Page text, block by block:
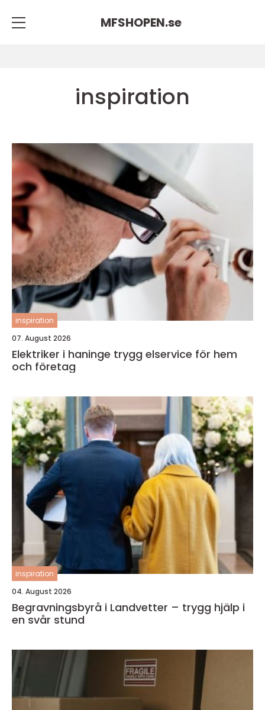
MFSHOPEN.se
inspiration
inspiration
07. August 2026
Elektriker i haninge trygg elservice för hem
och företag
inspiration
04. August 2026
Begravningsbyrå i Landvetter – trygg hjälp i
en svår stund